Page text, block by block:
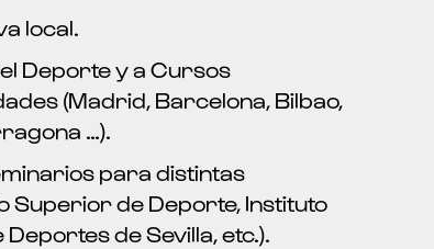
local.
Deporte y a Cursos
(Madrid, Barcelona, Bilbao,
…).
para distintas
Superior de Deporte, Instituto
de Sevilla, etc.).